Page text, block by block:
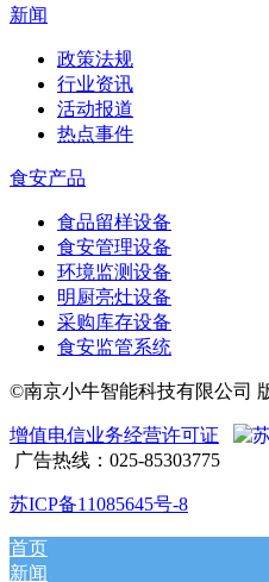
新闻
政策法规
行业资讯
活动报道
热点事件
食安产品
食品留样设备
食安管理设备
环境监测设备
明厨亮灶设备
采购库存设备
食安监管系统
©南京小牛智能科技有限公司
增值电信业务经营许可证
广告热线：025-85303775
苏ICP备11085645号-8
首页
新闻